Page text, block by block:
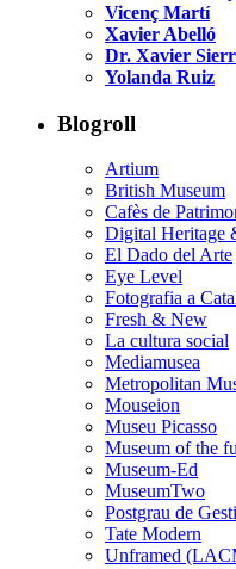
Vicenç Martí
Xavier Abelló
Dr. Xavier
Yolanda Ruiz
Blogroll
Artium
British Museum
Cafès de
Digital Heritage
El Dado del Arte
Eye Level
Fotografia a
Fresh & New
La cultura social
Mediamusea
Metropolitan
Mouseion
Museu Picasso
Museum of the
Museum-Ed
MuseumTwo
Postgrau de
Tate Modern
Unframed